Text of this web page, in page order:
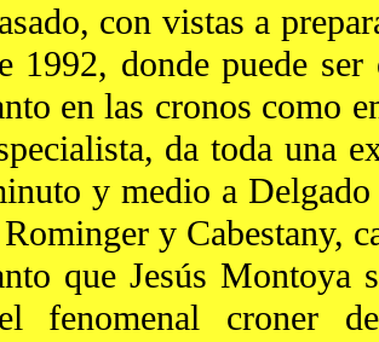
con vistas a
1992, donde puede
en las cronos como
da toda una
y medio a
Rominger y Cabestany,
que Jesús Montoya
fenomenal croner